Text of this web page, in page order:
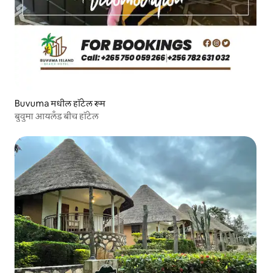
Buvuma मधील हॉटेल रूम
बुवुमा आयलँड बीच हॉटेल